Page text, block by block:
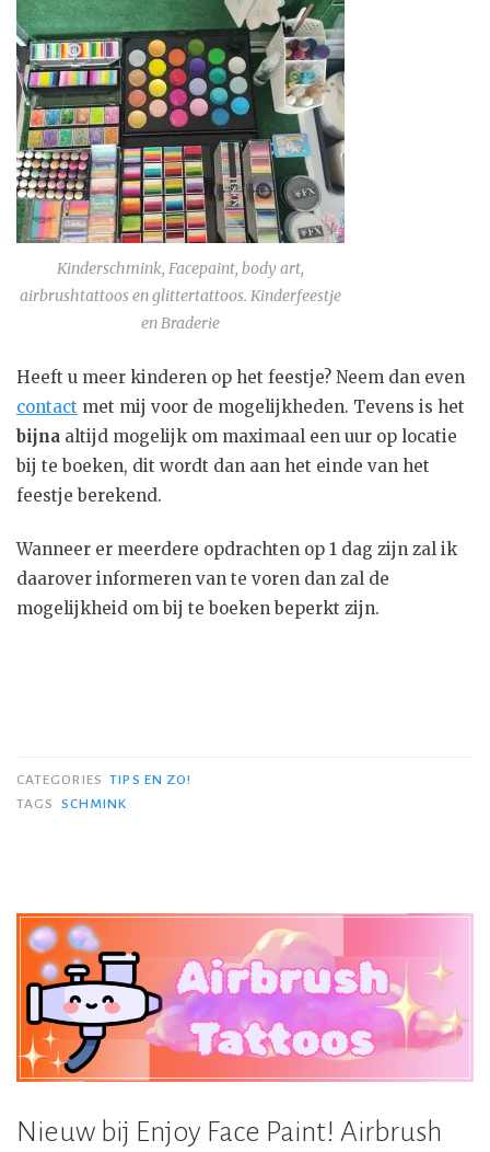
Kinderschmink, Facepaint, body art,
airbrushtattoos en glittertattoos. Kinderfeestje
en Braderie
Heeft u meer kinderen op het feestje? Neem dan even
contact met mij voor de mogelijkheden. Tevens is het
bijna altijd mogelijk om maximaal een uur op locatie
bij te boeken, dit wordt dan aan het einde van het
feestje berekend.
Wanneer er meerdere opdrachten op 1 dag zijn zal ik
daarover informeren van te voren dan zal de
mogelijkheid om bij te boeken beperkt zijn.
CATEGORIES TIPS EN ZO!
TAGS
SCHMINK
Nieuw bij Enjoy Face Paint! Airbrush